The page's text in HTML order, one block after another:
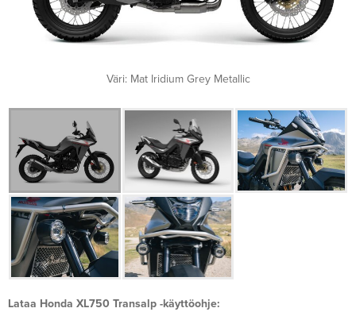
Väri: Mat Iridium Grey Metallic
Lataa Honda XL750 Transalp -käyttöohje: